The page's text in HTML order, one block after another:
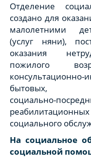
Отделение
создано для
малолетними
(услуг няни),
оказания
пожилого
консультационно-
бытовых,
социально-
реабилитационных
социального
На социальное
социальной